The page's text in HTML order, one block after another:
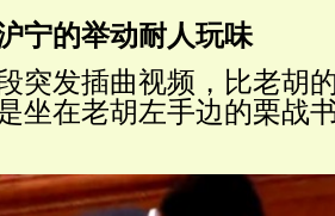
宁的举动耐人玩味
突发插曲视频，比老胡
坐在老胡左手边的栗战